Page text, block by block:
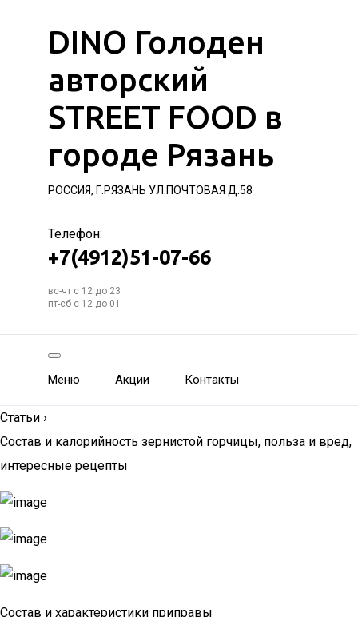
DINO Голоден
авторский
STREET FOOD в
городе Рязань
РОССИЯ, Г.РЯЗАНЬ УЛ.ПОЧТОВАЯ Д.58
Телефон:
+7(4912)51-07-66
вс-чт с 12 до 23
пт-сб с 12 до 01
Меню Акции Контакты
Статьи ›
Состав и калорийность зернистой горчицы, польза и вред,
интересные рецепты
Состав и характеристики приправы